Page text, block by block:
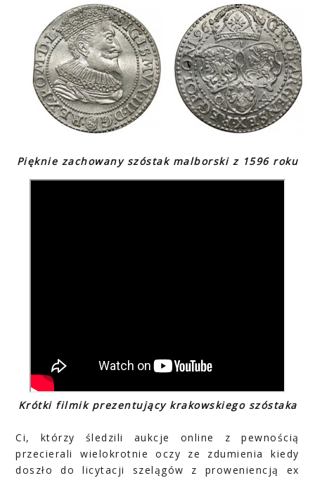
Pięknie zachowany szóstak malborski z 1596 roku
Krótki filmik prezentujący krakowskiego szóstaka
Ci, którzy śledzili aukcje online z pewnością
przecierali wielokrotnie oczy ze zdumienia kiedy
doszło do licytacji szelągów z proweniencją ex